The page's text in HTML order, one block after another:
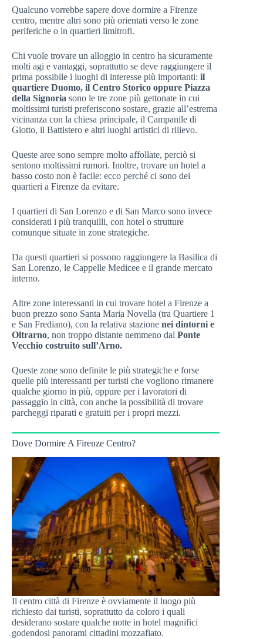
Qualcuno vorrebbe sapere dove dormire a Firenze
centro, mentre altri sono più orientati verso le zone
periferiche o in quartieri limitrofi.
Chi vuole trovare un alloggio in centro ha sicuramente
molti agi e vantaggi, soprattutto se deve raggiungere il
prima possibile i luoghi di interesse più importanti: il
quartiere Duomo, il Centro Storico oppure Piazza
della Signoria sono le tre zone più gettonate in cui
moltissimi turisti preferiscono sostare, grazie all’estrema
vicinanza con la chiesa principale, il Campanile di
Giotto, il Battistero e altri luoghi artistici di rilievo.
Queste aree sono sempre molto affollate, perciò si
sentono moltissimi rumori. Inoltre, trovare un hotel a
basso costo non è facile: ecco perché ci sono dei
quartieri a Firenze da evitare.
I quartieri di San Lorenzo e di San Marco sono invece
considerati i più tranquilli, con hotel o strutture
comunque situate in zone strategiche.
Da questi quartieri si possono raggiungere la Basilica di
San Lorenzo, le Cappelle Medicee e il grande mercato
interno.
Altre zone interessanti in cui trovare hotel a Firenze a
buon prezzo sono Santa Maria Novella (tra Quartiere 1
e San Frediano), con la relativa stazione nei dintorni e
Oltrarno, non troppo distante nemmeno dal Ponte
Vecchio costruito sull’Arno.
Queste zone sono definite le più strategiche e forse
quelle più interessanti per turisti che vogliono rimanere
qualche giorno in più, oppure per i lavoratori di
passaggio in città, con anche la possibilità di trovare
parcheggi riparati e gratuiti per i propri mezzi.
Dove Dormire A Firenze Centro?
Il centro città di Firenze è ovviamente il luogo più
richiesto dai turisti, soprattutto da coloro i quali
desiderano sostare qualche notte in hotel magnifici
godendosi panorami cittadini mozzafiato.